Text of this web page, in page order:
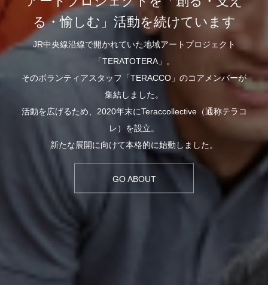
る・愉しむ」活動を続けています
JR中央線沿線で開かれていた地域アートプロジェクト
「TERATOTERA」。
そのボランティアスタッフ「TERACCO」のコアメンバーが
集結しました。
活動を広げるため、2020年末にTeraccollective（通称テラコ
レ）を設立。
新たな展開に向けて本格的に始動しました。
GO ABOUT